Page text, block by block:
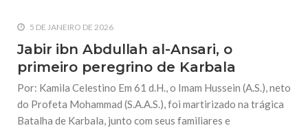
O Martírio do Imam al-Hussein (A.S.)
Por: Ahmed Ismail Imam Al Hussein (as), filho do Emir dos
fiéis, Ali Ibn Abi Talib (as) e Fátima Az Zahra (as), neto do
nobre Mensageiro de Allah (as), consagrou sua vida e sua
22 DE SETEMBRO DE 2014
5 DE JANEIRO DE 2026
Jabir ibn Abdullah al-Ansari, o
primeiro peregrino de Karbala
Por: Kamila Celestino Em 61 d.H., o Imam Hussein (A.S.), neto
do Profeta Mohammad (S.A.A.S.), foi martirizado na trágica
Batalha de Karbala, junto com seus familiares e